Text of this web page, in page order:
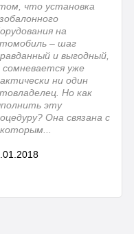
что установка
на
– шаг
и выгодный,
сомневается уже
ни один
Но как
эту
Она связана с